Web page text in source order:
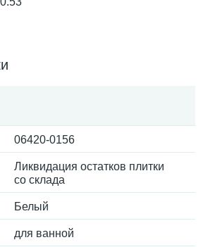
06420-0156
Ликвидация остатков плитки
со склада
Белый
для ванной